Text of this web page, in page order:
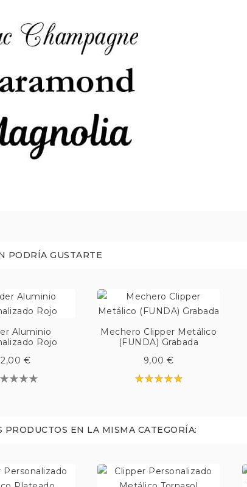
PODRÍA GUSTARTE
Aluminio
Rojo
€
Mechero Clipper Metálico
(FUNDA) Grabada
9,00 €
PRODUCTOS EN LA MISMA CATEGORÍA: